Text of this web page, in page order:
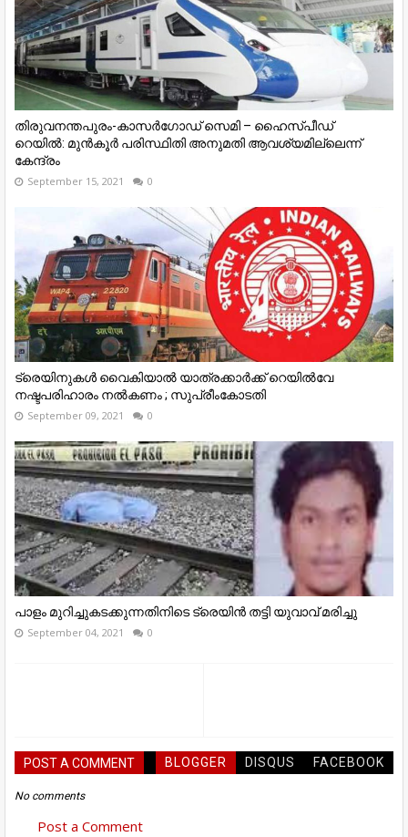
തിരുവനന്തപുരം-കാസര്‍ഗോഡ് സെമി – ഹൈസ്പീഡ്
റെയില്‍: മുന്‍കൂര്‍ പരിസ്ഥിതി അനുമതി ആവശ്യമില്ലെന്ന്
കേന്ദ്രം
September 15, 2021 0
ട്രെയിനുകള്‍ വൈകിയാൽ യാത്രക്കാർക്ക് റെയില്‍വേ
നഷ്ടപരിഹാരം നല്‍കണം ; സുപ്രീംകോടതി
September 09, 2021 0
പാളം മുറിച്ചുകടക്കുന്നതിനിടെ ട്രെയിന്‍ തട്ടി യുവാവ് മരിച്ചു
September 04, 2021 0
POST A COMMENT BLOGGER DISQUS FACEBOOK
No comments
Post a Comment